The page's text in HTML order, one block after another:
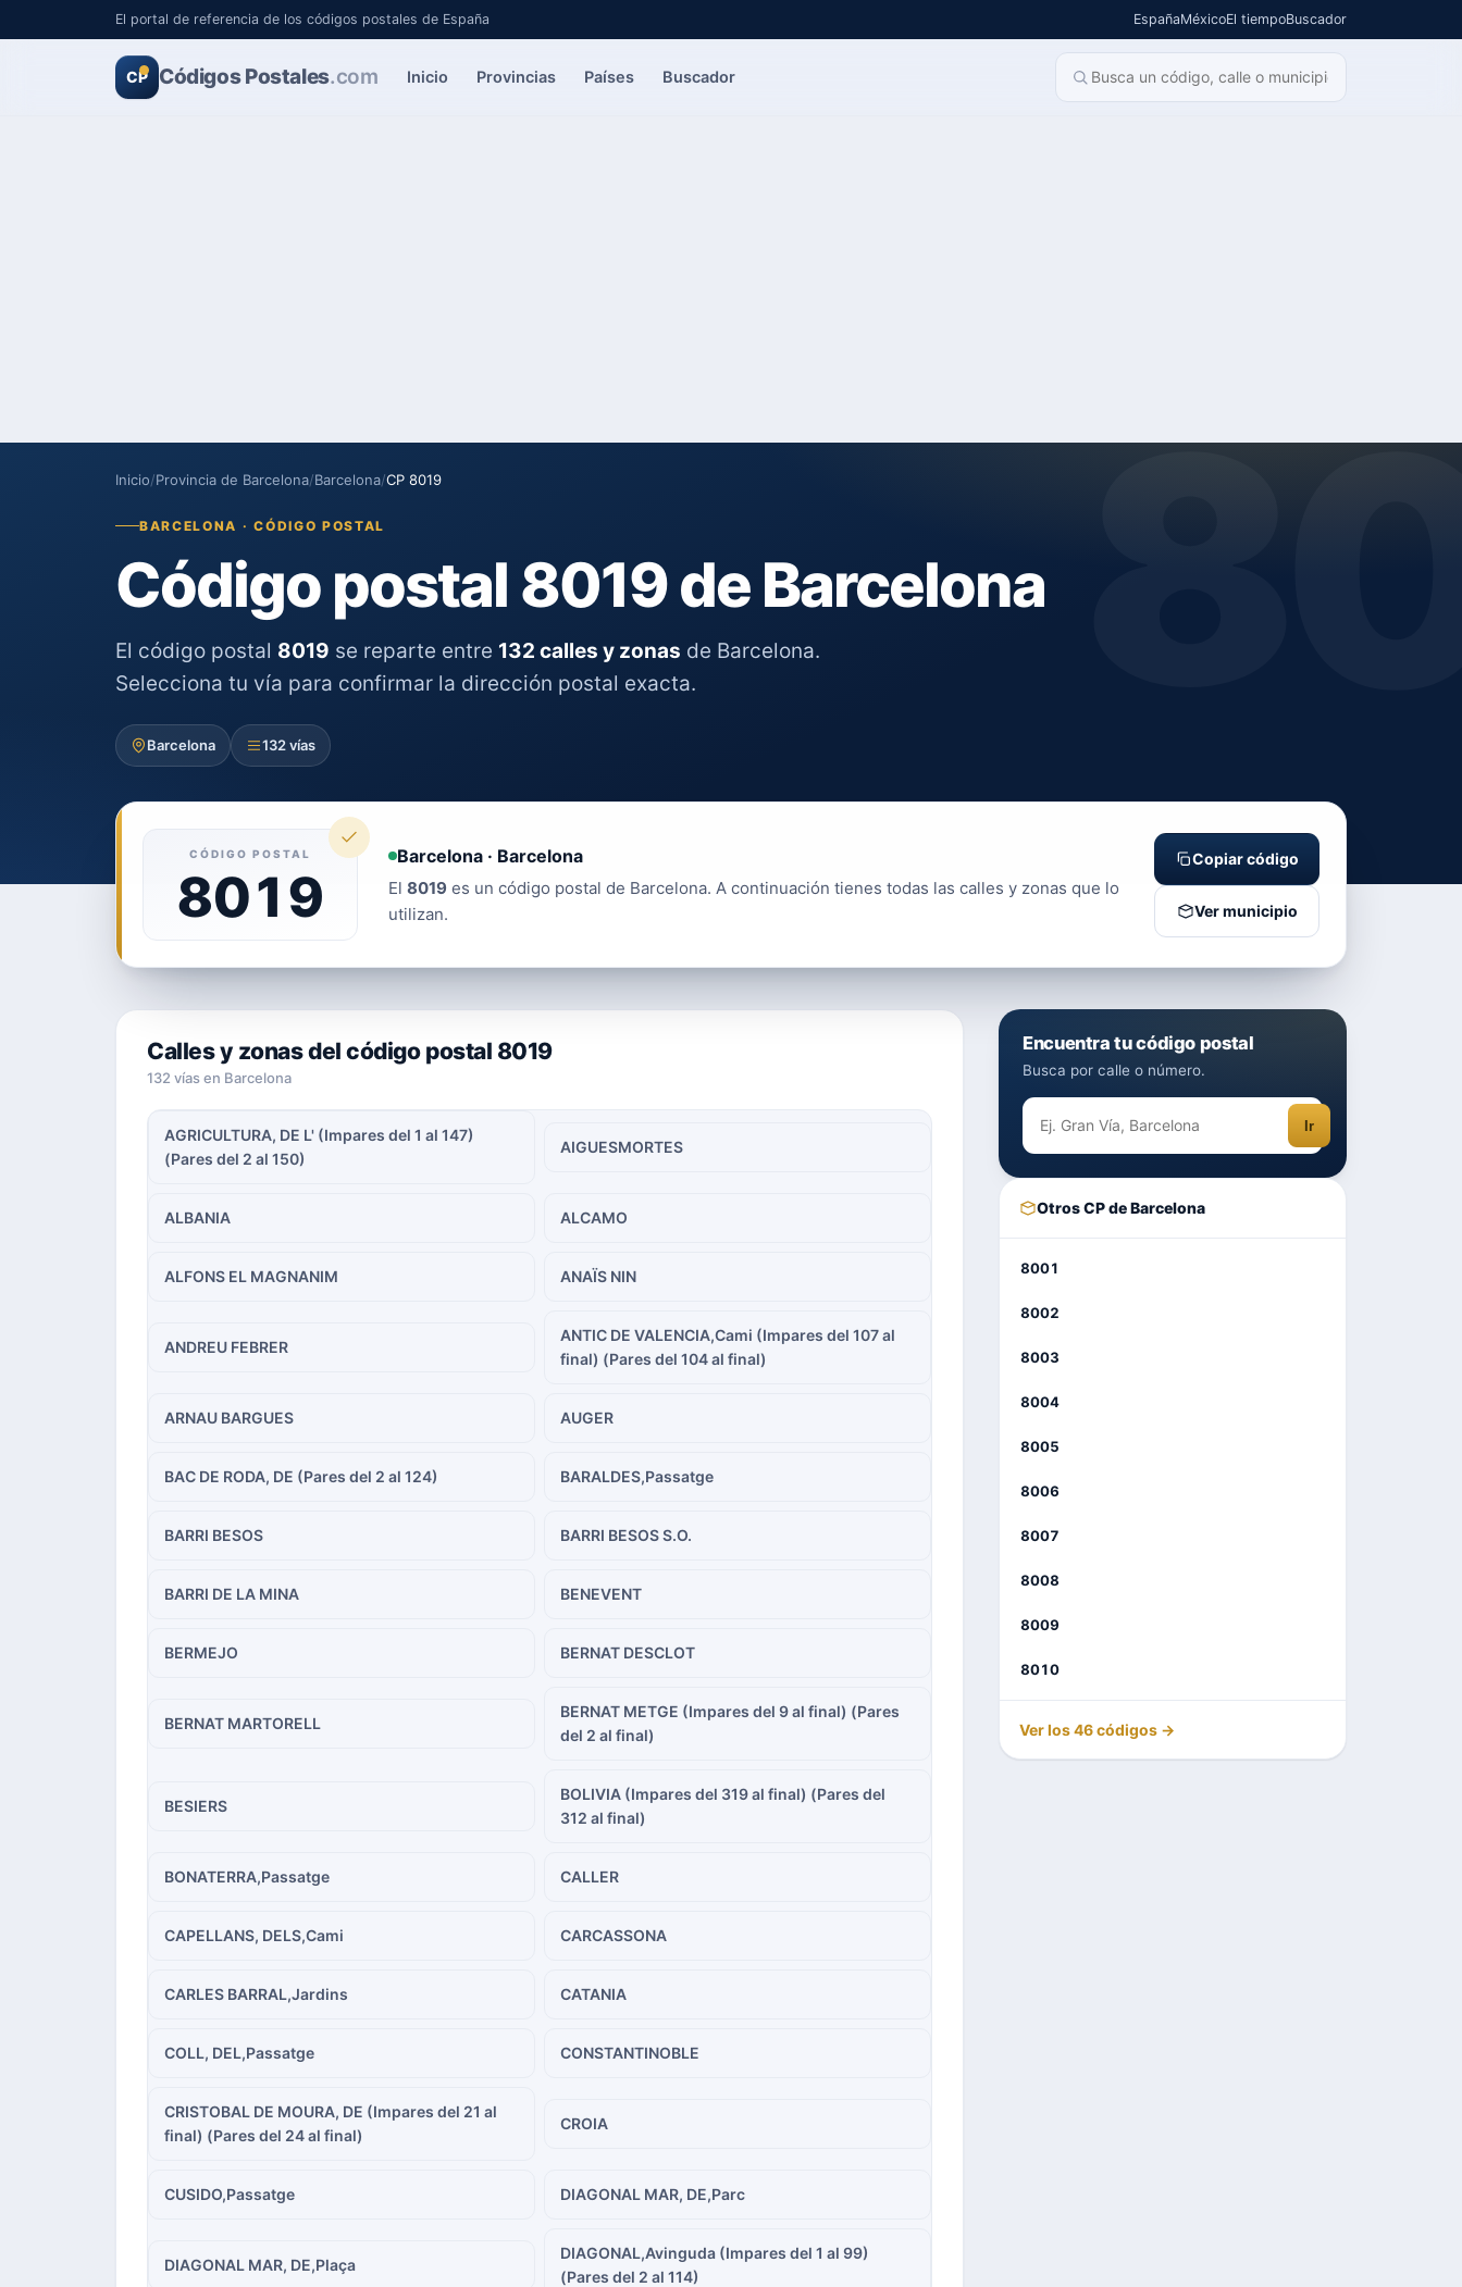
El portal de referencia de los códigos postales de España EspañaMéxicoEl tiempoBuscador
CP Códigos Postales.com Inicio Provincias Países Buscador
Inicio/Provincia de Barcelona/Barcelona/CP 8019
BARCELONA · CÓDIGO POSTAL
Código postal 8019 de Barcelona
El código postal 8019 se reparte entre 132 calles y zonas de Barcelona.
Selecciona tu vía para confirmar la dirección postal exacta.
Barcelona 132 vías
CÓDIGO POSTAL
8019
Barcelona · Barcelona
El 8019 es un código postal de Barcelona. A continuación tienes todas las calles y zonas que lo
utilizan.
Copiar código
Ver municipio
Calles y zonas del código postal 8019
132 vías en Barcelona
AGRICULTURA, DE L' (Impares del 1 al 147)
(Pares del 2 al 150)
AIGUESMORTES
ALBANIA ALCAMO
ALFONS EL MAGNANIM ANAÏS NIN
ANDREU FEBRER
ANTIC DE VALENCIA,Cami (Impares del 107 al
final) (Pares del 104 al final)
ARNAU BARGUES AUGER
BAC DE RODA, DE (Pares del 2 al 124) BARALDES,Passatge
BARRI BESOS BARRI BESOS S.O.
BARRI DE LA MINA BENEVENT
BERMEJO BERNAT DESCLOT
BERNAT MARTORELL
BERNAT METGE (Impares del 9 al final) (Pares
del 2 al final)
BESIERS
BOLIVIA (Impares del 319 al final) (Pares del
312 al final)
BONATERRA,Passatge CALLER
CAPELLANS, DELS,Cami CARCASSONA
CARLES BARRAL,Jardins CATANIA
COLL, DEL,Passatge CONSTANTINOBLE
CRISTOBAL DE MOURA, DE (Impares del 21 al
final) (Pares del 24 al final)
CROIA
CUSIDO,Passatge DIAGONAL MAR, DE,Parc
DIAGONAL MAR, DE,Plaça
DIAGONAL,Avinguda (Impares del 1 al 99)
(Pares del 2 al 114)
Encuentra tu código postal
Busca por calle o número.
Ir
Otros CP de Barcelona
8001
8002
8003
8004
8005
8006
8007
8008
8009
8010
Ver los 46 códigos →